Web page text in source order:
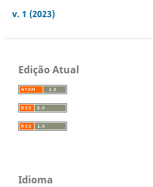
v. 1 (2023)
Edição Atual
Idioma